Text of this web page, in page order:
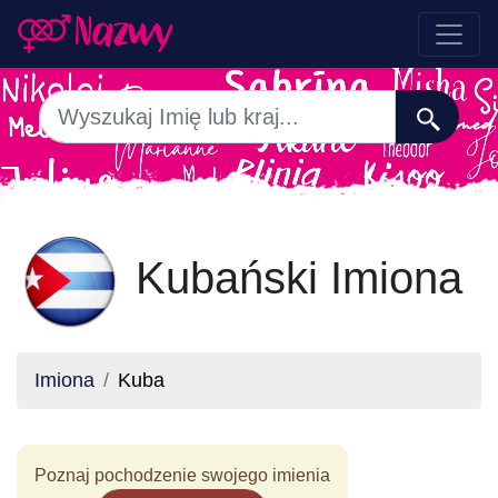
Kubański Imiona
Imiona Kuba
Poznaj pochodzenie swojego imienia